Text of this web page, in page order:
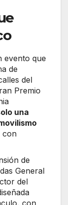
evento que
de
del
Premio
una
con
de
General
del
con